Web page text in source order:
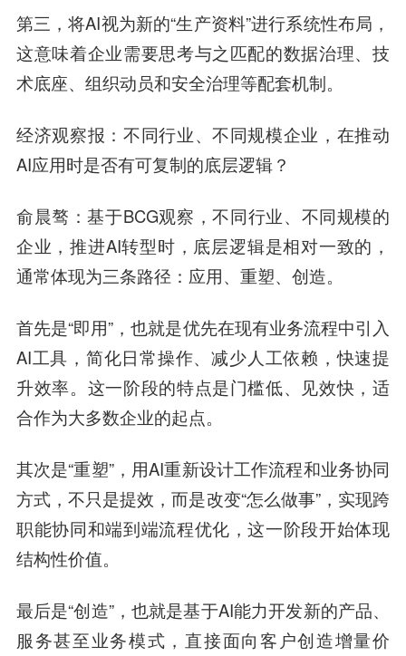
第三，将AI视为新的“生产资料”进行系统性布局，
这意味着企业需要思考与之匹配的数据治理、技
术底座、组织动员和安全治理等配套机制。
经济观察报 ：不同行业、不同规模企业，在推动
AI应用时是否有可复制的底层逻辑？
俞晨骜 ：基于BCG观察，不同行业、不同规模的
企业，推进AI转型时，底层逻辑是相对一致的，
通常体现为三条路径：应用、重塑、创造。
首先是“即用”，也就是优先在现有业务流程中引入
AI工具，简化日常操作、减少人工依赖，快速提
升效率。这一阶段的特点是门槛低、见效快，适
合作为大多数企业的起点。
其次是“重塑”，用AI重新设计工作流程和业务协同
方式，不只是提效，而是改变“怎么做事”，实现跨
职能协同和端到端流程优化，这一阶段开始体现
结构性价值。
最后是“创造”，也就是基于AI能力开发新的产品、
服务甚至业务模式，直接面向客户创造增量价